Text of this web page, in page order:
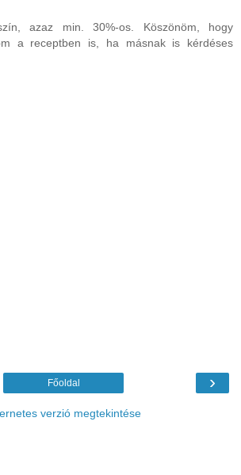
azaz min. 30%-os. Köszönöm, hogy
a receptben is, ha másnak is kérdéses
›
Főoldal
verzió megtekintése